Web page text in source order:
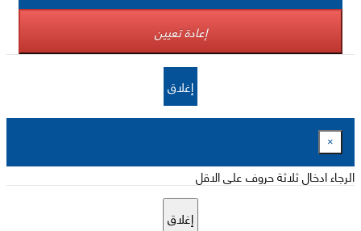
إعادة تعيين
إغلاق
×
الرجاء ادخال ثلاثة حروف على الاقل
إغلاق